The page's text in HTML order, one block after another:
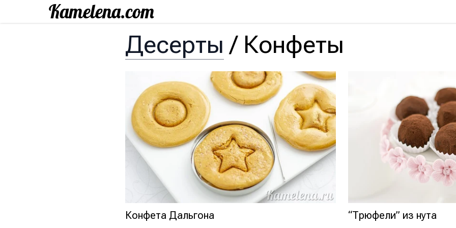
Десерты / Конфеты
Конфета Дальгона “Трюфели” из нута